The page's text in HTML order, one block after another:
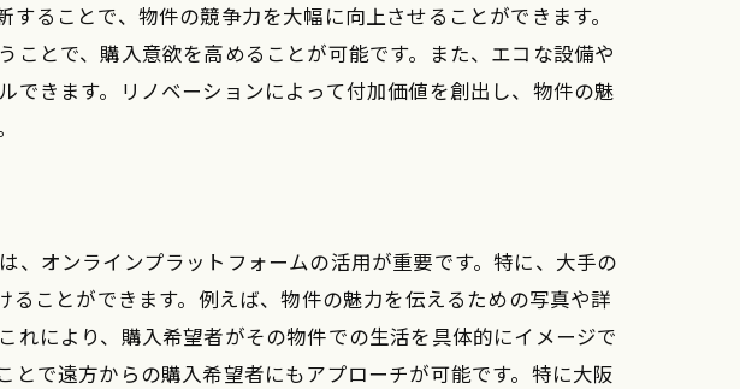
価値創出
ンを売却する利点
告展開
提示
売促進
ケージ
ることで、物件の競争力を大幅に向上させることができます。
とで、購入意欲を高めることが可能です。また、エコな設備や
きます。リノベーションによって付加価値を創出し、物件の魅
オンラインプラットフォームの活用が重要です。特に、大手の
ことができます。例えば、物件の魅力を伝えるための写真や詳
により、購入希望者がその物件での生活を具体的にイメージで
で遠方からの購入希望者にもアプローチが可能です。特に大阪